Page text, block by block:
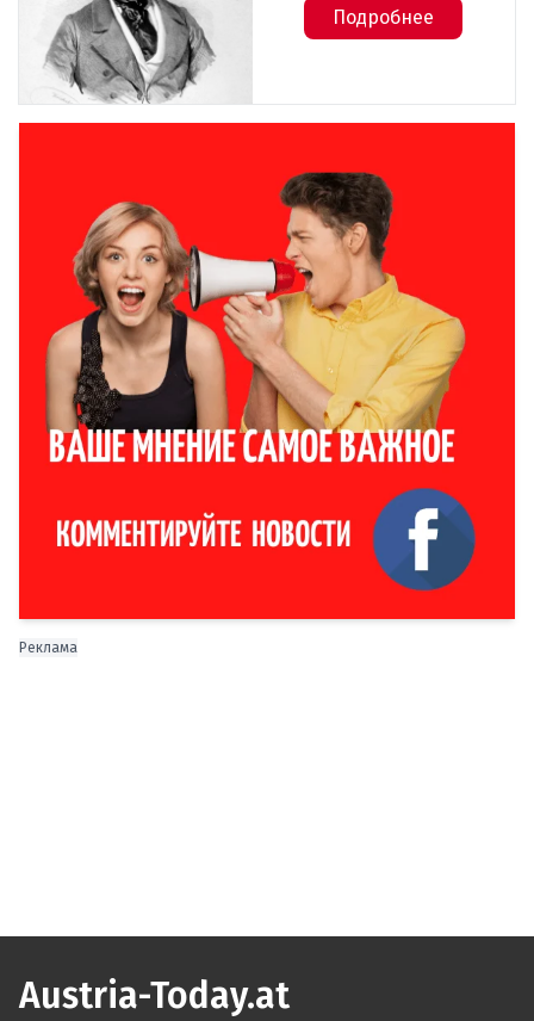
Подробнее
Реклама
Austria-Today.at